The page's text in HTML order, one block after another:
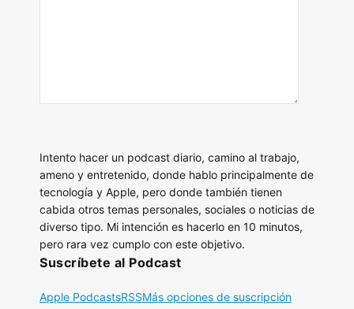
Intento hacer un podcast diario, camino al trabajo,
ameno y entretenido, donde hablo principalmente de
tecnología y Apple, pero donde también tienen
cabida otros temas personales, sociales o noticias de
diverso tipo. Mi intención es hacerlo en 10 minutos,
pero rara vez cumplo con este objetivo.
Suscríbete al Podcast
Apple PodcastsRSSMás opciones de suscripción